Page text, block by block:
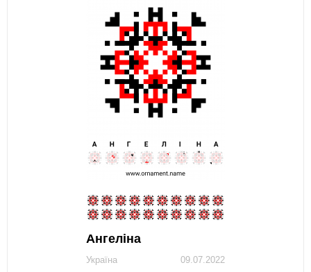
Ангеліна
09.07.2022
Україна